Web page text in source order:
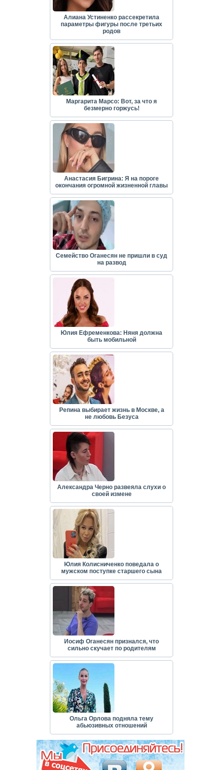
Алиана Устиненко рассекретила
параметры фигуры после третьих
родов
Маргарита Марсо: Вот, за что я
безмерно горжусь!
Анастасия Бигрина: Я на пороге
окончания огромной жизненной главы
Семейство Оганесян не пришли в суд
на развод
Юлия Ефременкова: Няня должна
быть мобильной
Репина выбирает жизнь в Москве, а
не любовь Безуса
Александра Черно развеяла слухи о
своей измене
Юлия Колисниченко поведала о
мужском поступке старшего сына
Иосиф Оганесян признался, что
сильно скучает по родителям
Ольга Орлова подняла тему
абьюзивных отношений